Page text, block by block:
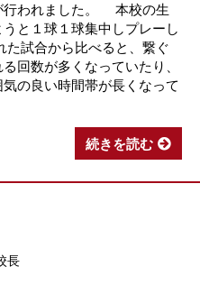
行われました。 本校の生
と１球１球集中しプレーし
試合から比べると、繋ぐ
回数が多くなっていたり、
の良い時間帯が長くなって
続きを読む
長